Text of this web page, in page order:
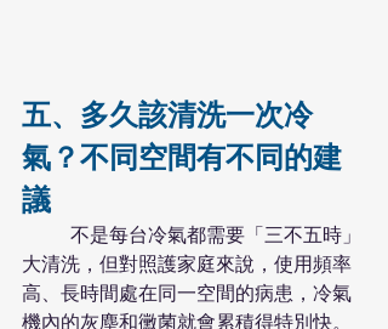
五、多久該清洗一次冷
氣？不同空間有不同的建
議
大清洗，但對照護家庭來說，使用頻率
高、長時間處在同一空間的病患，冷氣
機內的灰塵和黴菌就會累積得特別快。